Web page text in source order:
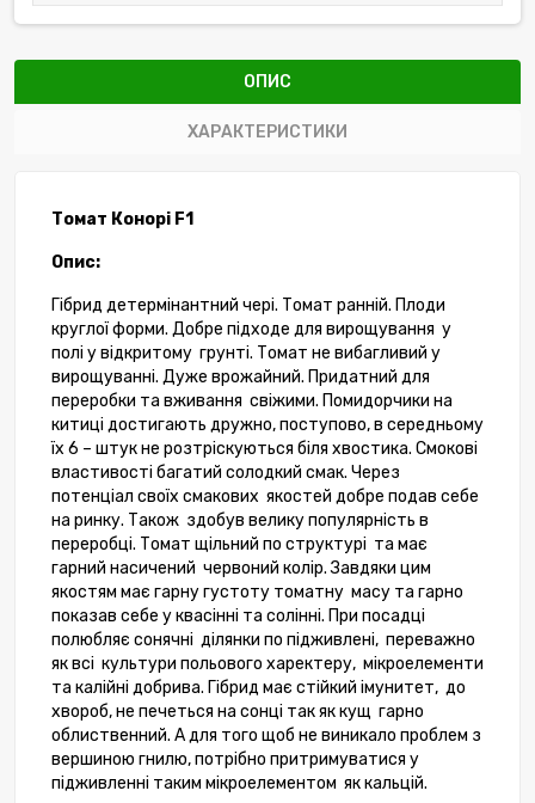
ОПИС
ХАРАКТЕРИСТИКИ
Томат Конорі F1
Опис:
Гібрид детермінантний чері. Томат ранній. Плоди
круглої форми. Добре підходе для вирощування у
полі у відкритому грунті. Томат не вибагливий у
вирощуванні. Дуже врожайний. Придатний для
переробки та вживання свіжими. Помидорчики на
китиці достигають дружно, поступово, в середньому
їх 6 – штук не розтріскуються біля хвостика. Смокові
властивості багатий солодкий смак. Через
потенціал своїх смакових якостей добре подав себе
на ринку. Також здобув велику популярність в
переробці. Томат щільний по структурі та має
гарний насичений червоний колір. Завдяки цим
якостям має гарну густоту томатну масу та гарно
показав себе у квасінні та солінні. При посадці
полюбляє сонячні ділянки по підживлені, переважно
як всі культури польового харектеру, мікроелементи
та калійні добрива. Гібрид має стійкий імунитет, до
хвороб, не печеться на сонці так як кущ гарно
облиственний. А для того щоб не виникало проблем з
вершиною гнилю, потрібно притримуватися у
підживленні таким мікроелементом як кальцій.